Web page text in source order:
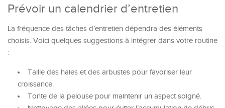
Prévoir un calendrier d’entretien
La fréquence des tâches d’entretien dépendra des éléments
choisis. Voici quelques suggestions à intégrer dans votre routine
:
Taille des haies et des arbustes pour favoriser leur
croissance.
Tonte de la pelouse pour maintenir un aspect soigné.